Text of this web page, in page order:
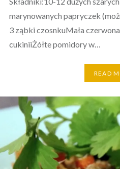
marynowanych papryczek
3 ząbki czosnkuMała
cukiniiŻółte pomidory w…
READ